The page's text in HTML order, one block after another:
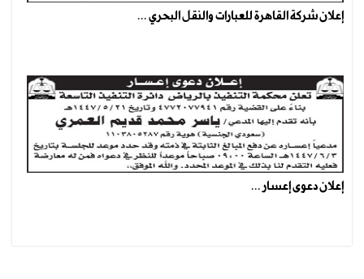
إعلان شركة القاهرة للعبارات والنقل البحري ...
إعلان دعوى إعسار ...